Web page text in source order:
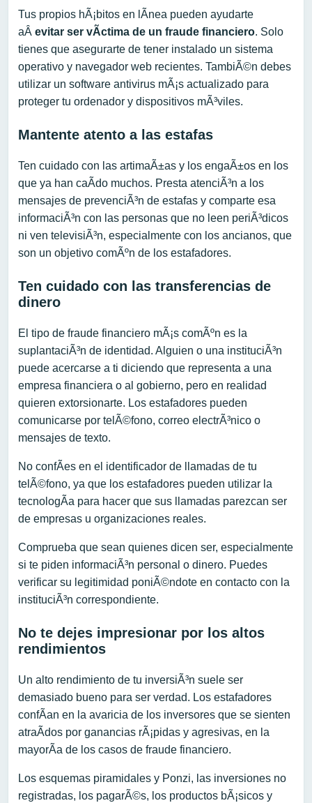
Tus propios hÃ¡bitos en lÃ­nea pueden ayudarte
aÂ evitar ser vÃ­ctima de un fraude financiero. Solo
tienes que asegurarte de tener instalado un sistema
operativo y navegador web recientes. TambiÃ©n debes
utilizar un software antivirus mÃ¡s actualizado para
proteger tu ordenador y dispositivos mÃ³viles.
Mantente atento a las estafas
Ten cuidado con las artimaÃ±as y los engaÃ±os en los
que ya han caÃ­do muchos. Presta atenciÃ³n a los
mensajes de prevenciÃ³n de estafas y comparte esa
informaciÃ³n con las personas que no leen periÃ³dicos
ni ven televisiÃ³n, especialmente con los ancianos, que
son un objetivo comÃºn de los estafadores.
Ten cuidado con las transferencias de
dinero
El tipo de fraude financiero mÃ¡s comÃºn es la
suplantaciÃ³n de identidad. Alguien o una instituciÃ³n
puede acercarse a ti diciendo que representa a una
empresa financiera o al gobierno, pero en realidad
quieren extorsionarte. Los estafadores pueden
comunicarse por telÃ©fono, correo electrÃ³nico o
mensajes de texto.
No confÃ­es en el identificador de llamadas de tu
telÃ©fono, ya que los estafadores pueden utilizar la
tecnologÃ­a para hacer que sus llamadas parezcan ser
de empresas u organizaciones reales.
Comprueba que sean quienes dicen ser, especialmente
si te piden informaciÃ³n personal o dinero. Puedes
verificar su legitimidad poniÃ©ndote en contacto con la
instituciÃ³n correspondiente.
No te dejes impresionar por los altos
rendimientos
Un alto rendimiento de tu inversiÃ³n suele ser
demasiado bueno para ser verdad. Los estafadores
confÃ­an en la avaricia de los inversores que se sienten
atraÃ­dos por ganancias rÃ¡pidas y agresivas, en la
mayorÃ­a de los casos de fraude financiero.
Los esquemas piramidales y Ponzi, las inversiones no
registradas, los pagarÃ©s, los productos bÃ¡sicos y